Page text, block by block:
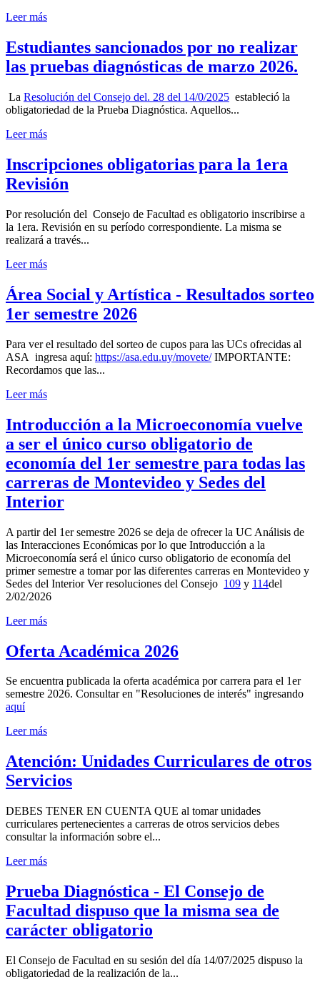
Leer más
Estudiantes sancionados por no realizar
las pruebas diagnósticas de marzo 2026.
La Resolución del Consejo del. 28 del 14/0/2025 estableció la
obligatoriedad de la Prueba Diagnóstica. Aquellos...
Leer más
Inscripciones obligatorias para la 1era
Revisión
Por resolución del Consejo de Facultad es obligatorio inscribirse a
la 1era. Revisión en su período correspondiente. La misma se
realizará a través...
Leer más
Área Social y Artística - Resultados sorteo
1er semestre 2026
Para ver el resultado del sorteo de cupos para las UCs ofrecidas al
ASA ingresa aquí: https://asa.edu.uy/movete/IMPORTANTE:
Recordamos que las...
Leer más
Introducción a la Microeconomía vuelve
a ser el único curso obligatorio de
economía del 1er semestre para todas las
carreras de Montevideo y Sedes del
Interior
A partir del 1er semestre 2026 se deja de ofrecer la UC Análisis de
las Interacciones Económicas por lo que Introducción a la
Microeconomía será el único curso obligatorio de economía del
primer semestre a tomar por las diferentes carreras en Montevideo y
Sedes del Interior Ver resoluciones del Consejo 109 y 114del
2/02/2026
Leer más
Oferta Académica 2026
Se encuentra publicada la oferta académica por carrera para el 1er
semestre 2026. Consultar en "Resoluciones de interés" ingresando
aquí
Leer más
Atención: Unidades Curriculares de otros
Servicios
DEBES TENER EN CUENTA QUE al tomar unidades
curriculares pertenecientes a carreras de otros servicios debes
consultar la información sobre el...
Leer más
Prueba Diagnóstica - El Consejo de
Facultad dispuso que la misma sea de
carácter obligatorio
El Consejo de Facultad en su sesión del día 14/07/2025 dispuso la
obligatoriedad de la realización de la...